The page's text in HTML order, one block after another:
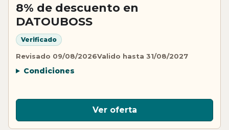
8% de descuento en
DATOUBOSS
Verificado
Revisado 09/08/2026Valido hasta 31/08/2027
Condiciones
Ver oferta